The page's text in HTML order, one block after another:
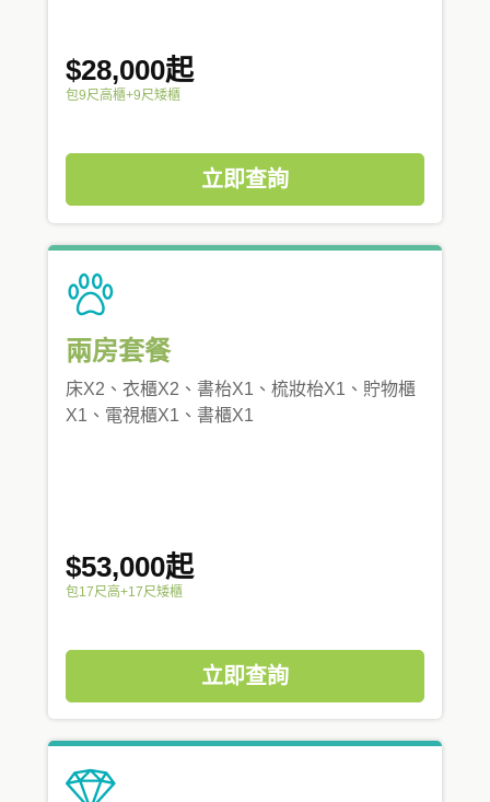
$28,000起
包9尺高櫃+9尺矮櫃
立即查詢
兩房套餐
床X2、衣櫃X2、書枱X1、梳妝枱X1、貯物櫃
X1、電視櫃X1、書櫃X1
$53,000起
包17尺高+17尺矮櫃
立即查詢